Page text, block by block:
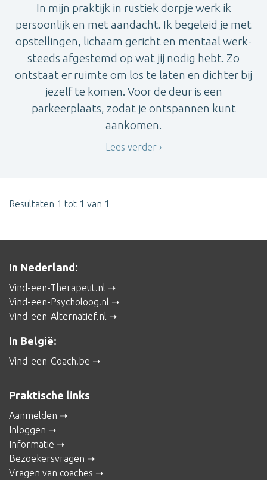
In mijn praktijk in rustiek dorpje werk ik
persoonlijk en met aandacht. Ik begeleid je met
opstellingen, lichaam gericht en mentaal werk-
steeds afgestemd op wat jij nodig hebt. Zo
ontstaat er ruimte om los te laten en dichter bij
jezelf te komen. Voor de deur is een
parkeerplaats, zodat je ontspannen kunt
aankomen.
Lees verder
Resultaten 1 tot 1 van 1
In Nederland:
Vind-een-Therapeut.nl
Vind-een-Psycholoog.nl
Vind-een-Alternatief.nl
In België:
Vind-een-Coach.be
Praktische links
Aanmelden
Inloggen
Informatie
Bezoekersvragen
Vragen van coaches